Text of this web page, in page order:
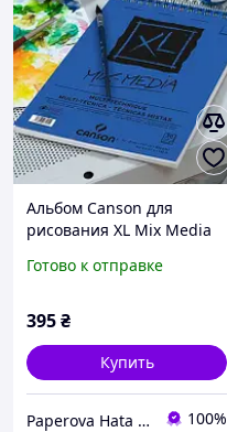
Альбом Canson для
рисования XL Mix Media
A5, 15 листов
Готово к отправке
395₴
Купить
Paperova Hata интернет-магазин 100%